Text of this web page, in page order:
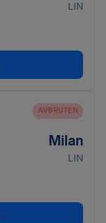
LIN
AVBRUTEN
Milan
LIN